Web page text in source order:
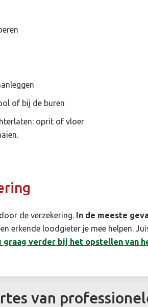
of bij de buren
oprit of vloer
de verzekering. In de meeste
erkende loodgieter je mee helpen.
graag verder bij het opstellen van
van